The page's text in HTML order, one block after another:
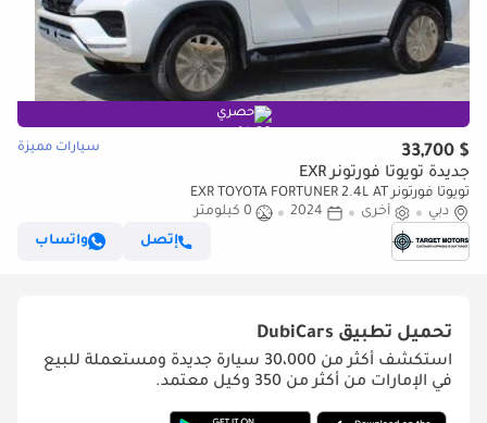
حصري
$ 33,700 سيارات مميزة
جديدة تويوتا فورتونر EXR
تويوتا فورتونر EXR TOYOTA FORTUNER 2.4L AT
دبي
أخرى 2024
0 كيلومتر
إتصل
واتساب
تحميل تطبيق DubiCars
استكشف أكثر من 30،000 سيارة جديدة ومستعملة للبيع
في الإمارات من أكثر من 350 وكيل معتمد.